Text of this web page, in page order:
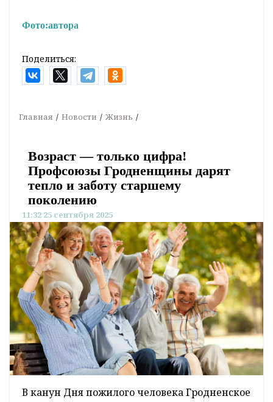
Фото:автора
Поделиться:
Главная Новости Жизнь
Возраст — только цифра!
Профсоюзы Гродненщины дарят
тепло и заботу старшему
поколению
11:32 25 сентября 2025
В канун Дня пожилого человека Гродненское